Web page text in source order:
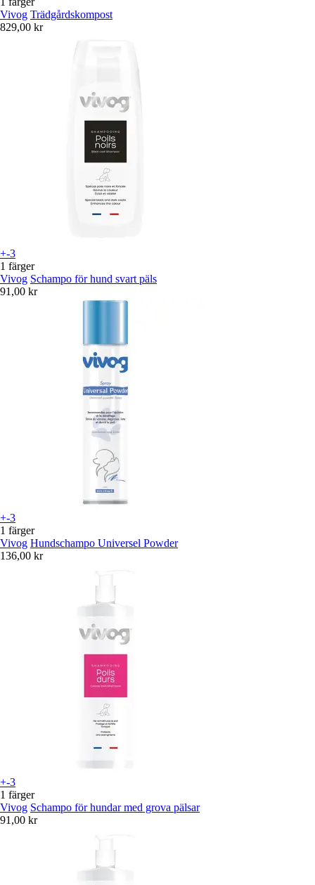
Vivog Trädgårdskompost
829,00 kr
+-3
1 färger
Vivog Schampo för hund svart päls
91,00 kr
+-3
1 färger
Vivog Hundschampo Universel Powder
136,00 kr
+-3
1 färger
Vivog Schampo för hundar med grova pälsar
91,00 kr